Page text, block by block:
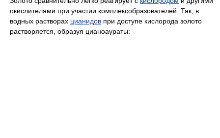
окислителями при участии комплексобразователей. Так, в
водных растворах цианидов при доступе кислорода золото
растворяется, образуя цианоаураты: